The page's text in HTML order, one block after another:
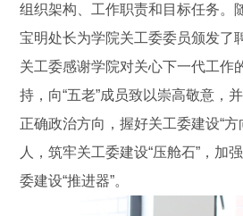
组织架构、工作职责和目标任务。
宝明处长为学院关工委委员颁发了
关工委感谢学院对关心下一代工作
持，向“五老”成员致以崇高敬意，
正确政治方向，握好关工委建设“方
人，筑牢关工委建设“压舱石”，加
委建设“推进器”。